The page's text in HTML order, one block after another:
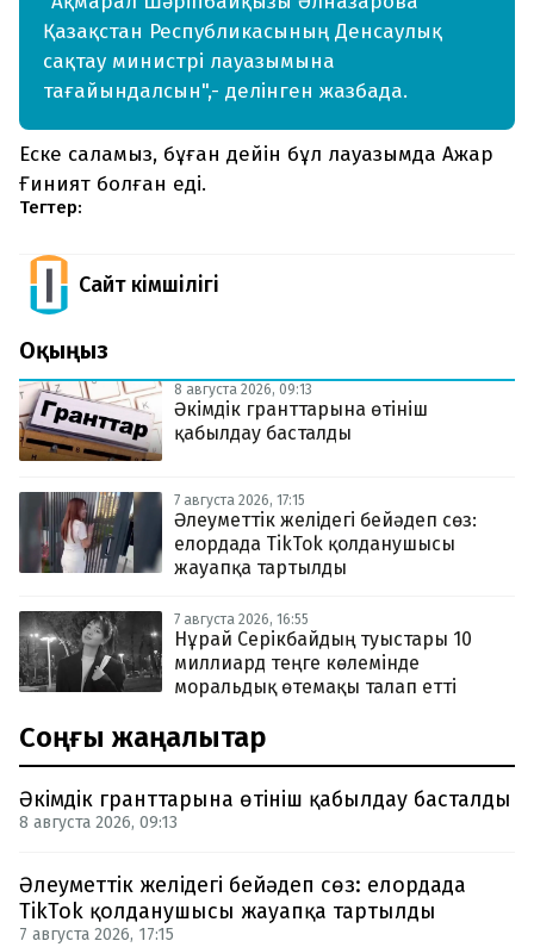
Қазақстан Республикасының Денсаулық
сақтау министрі лауазымына
тағайындалсын",- делінген жазбада.
Еске саламыз, бұған дейін бұл лауазымда Ажар
Ғиният болған еді.
Тегтер:
Сайт Әкімшілігі
Оқыңыз
8 августа 2026, 09:13
Әкімдік гранттарына өтініш
қабылдау басталды
7 августа 2026, 17:15
Әлеуметтік желідегі бейәдеп сөз:
елордада TikTok қолданушысы
жауапқа тартылды
7 августа 2026, 16:55
Нұрай Серікбайдың туыстары 10
миллиард теңге көлемінде
моральдық өтемақы талап етті
Соңғы жаңалықтар
Әкімдік гранттарына өтініш қабылдау басталды
8 августа 2026, 09:13
Әлеуметтік желідегі бейәдеп сөз: елордада
TikTok қолданушысы жауапқа тартылды
7 августа 2026, 17:15